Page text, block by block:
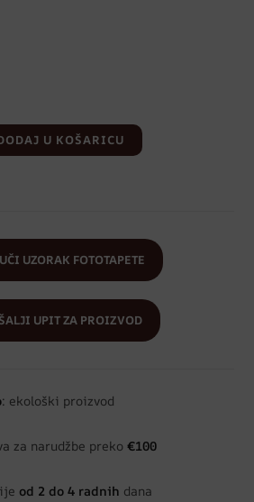
U KOŠARICU
UZORAK FOTOTAPETE
UPIT ZA PROIZVOD
: ekološki proizvod
za narudžbe preko€100
od 2 do 4 radnih dana